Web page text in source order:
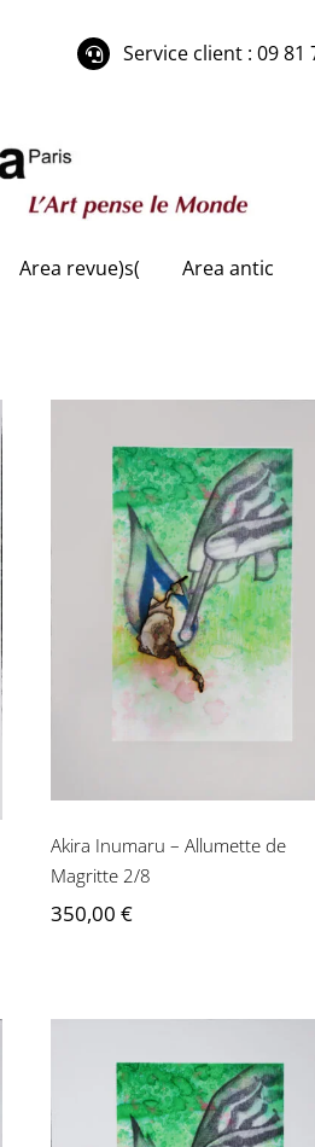
Service client : 09 81
Area revue)s( Area antic
Akira Inumaru –
Allumette de Magritte
2/8
Akira Inumaru – Allumette de
Magritte 2/8
350,00 €